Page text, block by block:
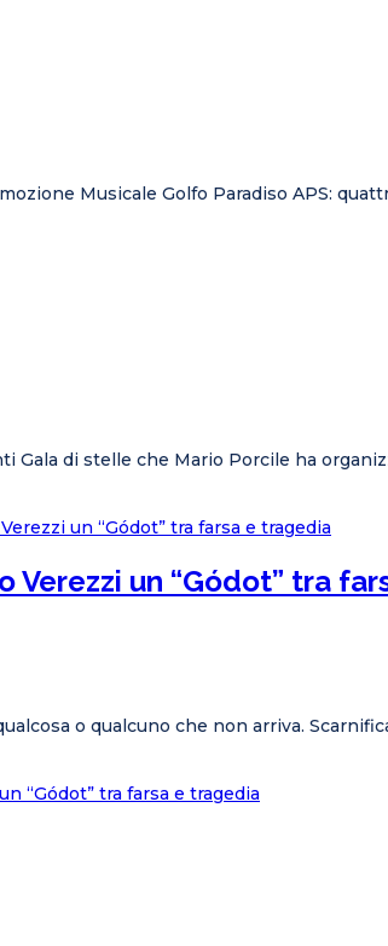
Musicale Golfo Paradiso APS:
di stelle che Mario Porcile ha
un “Gódot” tra
o qualcuno che non arriva.
“Gódot” tra farsa e tragedia